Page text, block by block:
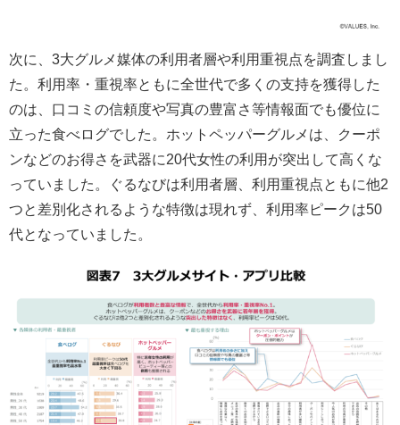
次に、3大グルメ媒体の利用者層や利用重視点を調査しまし
た。利用率・重視率ともに全世代で多くの支持を獲得した
のは、口コミの信頼度や写真の豊富さ等情報面でも優位に
立った食べログでした。ホットペッパーグルメは、クーポ
ンなどのお得さを武器に20代女性の利用が突出して高くな
っていました。ぐるなびは利用者層、利用重視点ともに他2
つと差別化されるような特徴は現れず、利用率ピークは50
代となっていました。